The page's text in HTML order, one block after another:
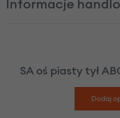
Informacje
SA oś piasty tył
Dodaj